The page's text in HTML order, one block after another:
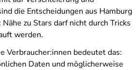
die Entscheidungen aus Hamburg
zu Stars darf nicht durch Tricks
werden.
Verbraucher:innen bedeutet das:
Daten und möglicherweise